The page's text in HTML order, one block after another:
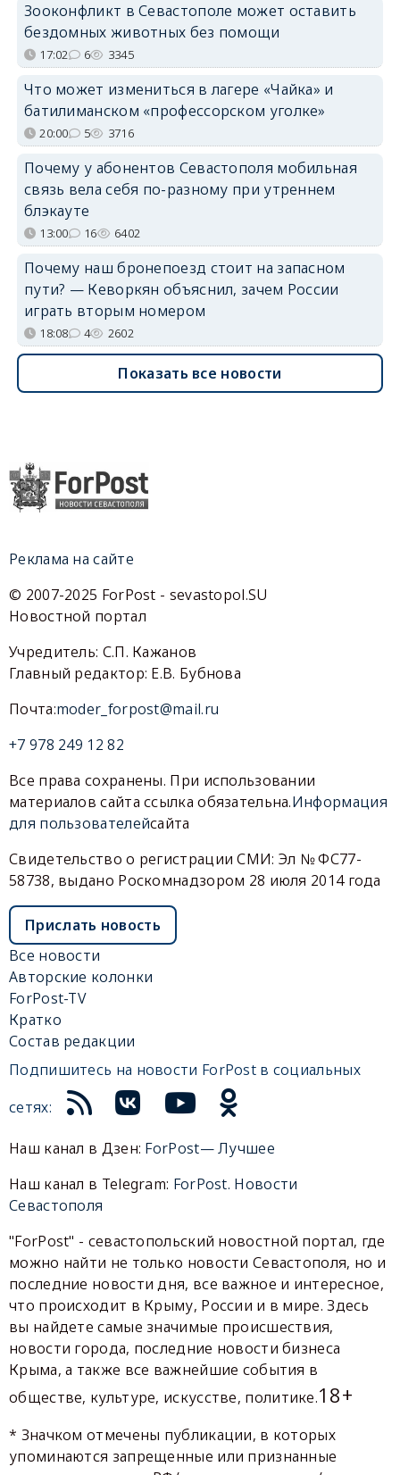
Зооконфликт в Севастополе может оставить
бездомных животных без помощи
17:02 6 3345
Что может измениться в лагере «Чайка» и
батилиманском «профессорском уголке»
20:00 5 3716
Почему у абонентов Севастополя мобильная
связь вела себя по-разному при утреннем
блэкауте
13:00 16 6402
Почему наш бронепоезд стоит на запасном
пути? — Кеворкян объяснил, зачем России
играть вторым номером
18:08 4 2602
Показать все новости
Реклама на сайте
© 2007-2025 ForPost - sevastopol.SU
Новостной портал
Учредитель: С.П. Кажанов
Главный редактор: Е.В. Бубнова
Почта:moder_forpost@mail.ru
+7 978 249 12 82
Все права сохранены. При использовании
материалов сайта ссылка обязательна.Информация
для пользователейсайта
Свидетельство о регистрации СМИ: Эл № ФС77-
58738, выдано Роскомнадзором 28 июля 2014 года
Прислать новость
Все новости
Авторские колонки
ForPost-TV
Кратко
Состав редакции
Подпишитесь на новости ForPost в социальных
сетях:
Наш канал в Дзен: ForPost— Лучшее
Наш канал в Telegram: ForPost. Новости
Севастополя
"ForPost" - севастопольский новостной портал, где
можно найти не только новости Севастополя, но и
последние новости дня, все важное и интересное,
что происходит в Крыму, России и в мире. Здесь
вы найдете самые значимые происшествия,
новости города, последние новости бизнеса
Крыма, а также все важнейшие события в
обществе, культуре, искусстве, политике.18+
* Значком отмечены публикации, в которых
упоминаются запрещенные или признанные